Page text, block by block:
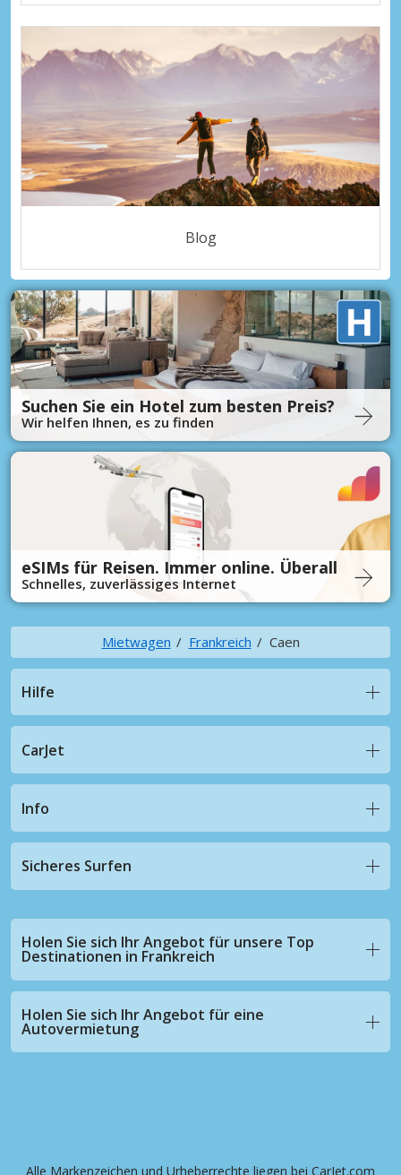
Blog
Suchen Sie ein Hotel zum besten Preis?
Wir helfen Ihnen, es zu finden
eSIMs für Reisen. Immer online. Überall
Schnelles, zuverlässiges Internet
Mietwagen Frankreich Caen
Hilfe
CarJet
Info
Sicheres Surfen
Holen Sie sich Ihr Angebot für unsere Top
Destinationen in Frankreich
Holen Sie sich Ihr Angebot für eine
Autovermietung
Alle Markenzeichen und Urheberrechte liegen bei CarJet.com